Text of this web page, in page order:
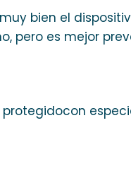
bien el
pero es mejor